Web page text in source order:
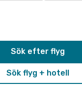
Sök flyg + hotell
Sök efter flyg